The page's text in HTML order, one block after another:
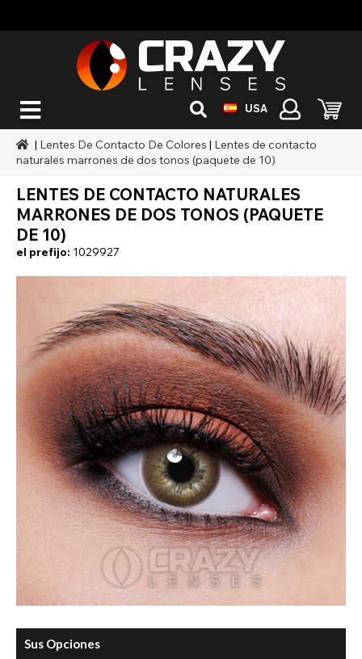
USA
| Lentes De Contacto De Colores | Lentes de contacto
naturales marrones de dos tonos (paquete de 10)
LENTES DE CONTACTO NATURALES
MARRONES DE DOS TONOS (PAQUETE
DE 10)
el prefijo: 1029927
Sus Opciones